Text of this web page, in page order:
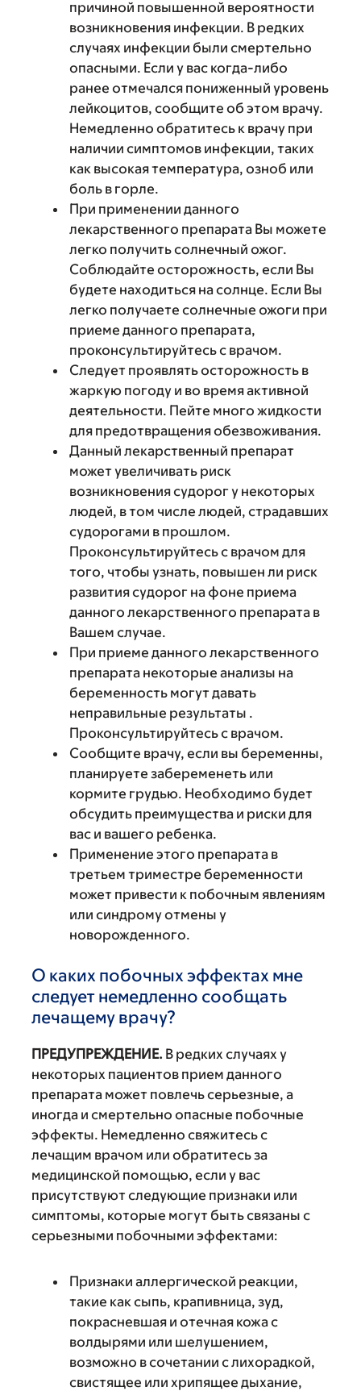
причиной повышенной вероятности
возникновения инфекции. В редких
случаях инфекции были смертельно
опасными. Если у вас когда-либо
ранее отмечался пониженный уровень
лейкоцитов, сообщите об этом врачу.
Немедленно обратитесь к врачу при
наличии симптомов инфекции, таких
как высокая температура, озноб или
боль в горле.
При применении данного
лекарственного препарата Вы можете
легко получить солнечный ожог.
Соблюдайте осторожность, если Вы
будете находиться на солнце. Если Вы
легко получаете солнечные ожоги при
приеме данного препарата,
проконсультируйтесь с врачом.
Следует проявлять осторожность в
жаркую погоду и во время активной
деятельности. Пейте много жидкости
для предотвращения обезвоживания.
Данный лекарственный препарат
может увеличивать риск
возникновения судорог у некоторых
людей, в том числе людей, страдавших
судорогами в прошлом.
Проконсультируйтесь с врачом для
того, чтобы узнать, повышен ли риск
развития судорог на фоне приема
данного лекарственного препарата в
Вашем случае.
При приеме данного лекарственного
препарата некоторые анализы на
беременность могут давать
неправильные результаты .
Проконсультируйтесь с врачом.
Сообщите врачу, если вы беременны,
планируете забеременеть или
кормите грудью. Необходимо будет
обсудить преимущества и риски для
вас и вашего ребенка.
Применение этого препарата в
третьем триместре беременности
может привести к побочным явлениям
или синдрому отмены у
новорожденного.
О каких побочных эффектах мне
следует немедленно сообщать
лечащему врачу?
ПРЕДУПРЕЖДЕНИЕ. В редких случаях у
некоторых пациентов прием данного
препарата может повлечь серьезные, а
иногда и смертельно опасные побочные
эффекты. Немедленно свяжитесь с
лечащим врачом или обратитесь за
медицинской помощью, если у вас
присутствуют следующие признаки или
симптомы, которые могут быть связаны с
серьезными побочными эффектами:
Признаки аллергической реакции,
такие как сыпь, крапивница, зуд,
покрасневшая и отечная кожа с
волдырями или шелушением,
возможно в сочетании с лихорадкой,
свистящее или хрипящее дыхание,